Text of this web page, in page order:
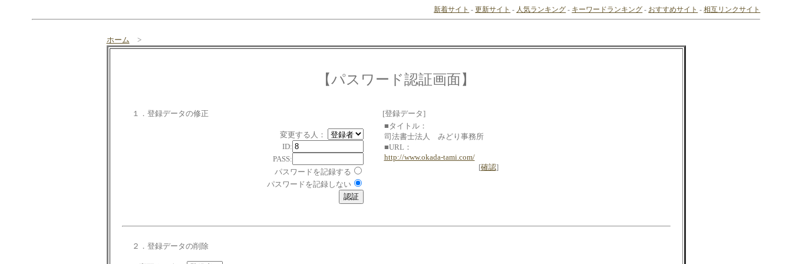
新着サイト -更新サイト - 人気ランキング - キーワードランキング - おすすめサイト -相互リンクサイト
ホーム >
【パスワード認証画面】
１．登録データの修正
変更する人：
ID:
PASS:
パスワードを記録する
パスワードを記録しない
[登録データ]
■タイトル：
司法書士法人 みどり事務所
■URL：
http://www.okada-tami.com/
[確認]
２．登録データの削除